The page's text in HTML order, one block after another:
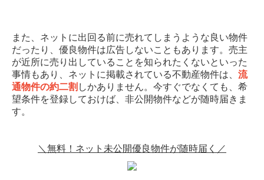
また、ネットに出回る前に売れてしまうような良い物件
だったり、優良物件は広告しないこともあります。売主
が近所に売り出していることを知られたくないといった
事情もあり、ネットに掲載されている不動産物件は、 流
通物件の約二割 しかありません。今すぐでなくても、希
望条件を登録しておけば、非公開物件などが随時届きま
す。
＼無料！ネット未公開優良物件が随時届く／